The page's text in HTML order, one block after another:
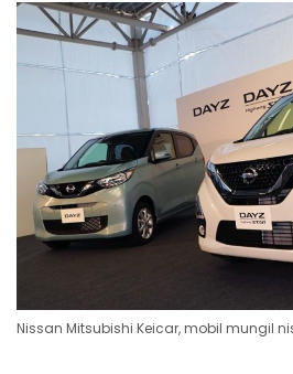
Nissan Mitsubishi Keicar, mobil mungil